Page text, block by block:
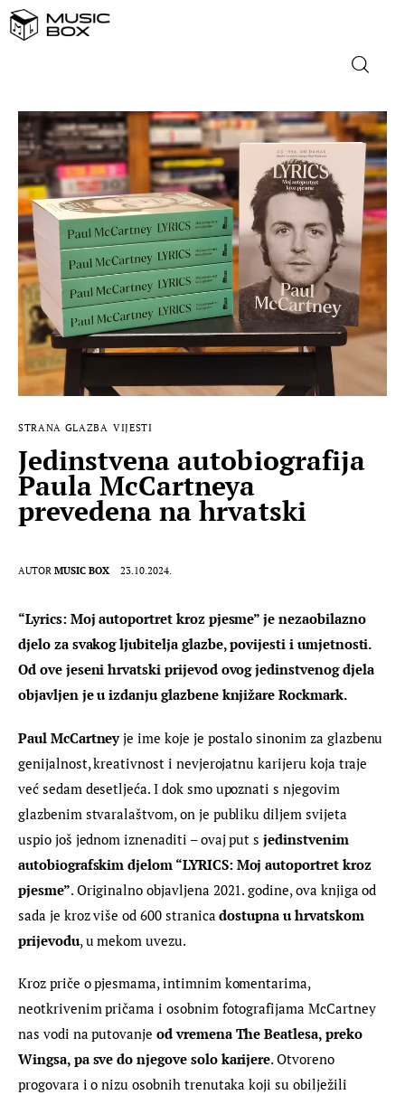
NASLOVNICA
DOMAĆA GLAZBA
STRANA GLAZBA
FILM
MUSIC BOX
STRANA GLAZBA VIJESTI
Jedinstvena autobiografija
Paula McCartneya
prevedena na hrvatski
AUTOR MUSIC BOX 23.10.2024.
“Lyrics: Moj autoportret kroz pjesme” je nezaobilazno
djelo za svakog ljubitelja glazbe, povijesti i umjetnosti.
Od ove jeseni hrvatski prijevod ovog jedinstvenog djela
objavljen je u izdanju glazbene knjižare Rockmark.
Paul McCartney je ime koje je postalo sinonim za glazbenu
genijalnost, kreativnost i nevjerojatnu karijeru koja traje
već sedam desetljeća. I dok smo upoznati s njegovim
glazbenim stvaralaštvom, on je publiku diljem svijeta
uspio još jednom iznenaditi – ovaj put s jedinstvenim
autobiografskim djelom “LYRICS: Moj autoportret kroz
pjesme”. Originalno objavljena 2021. godine, ova knjiga od
sada je kroz više od 600 stranica dostupna u hrvatskom
prijevodu, u mekom uvezu.
Kroz priče o pjesmama, intimnim komentarima,
neotkrivenim pričama i osobnim fotografijama McCartney
nas vodi na putovanje od vremena The Beatlesa, preko
Wingsa, pa sve do njegove solo karijere. Otvoreno
progovara i o nizu osobnih trenutaka koji su obilježili